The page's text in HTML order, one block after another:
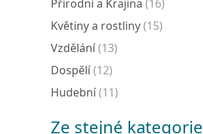
Přírodní a Krajina (16)
Květiny a rostliny(15)
Vzdělání(13)
Dospělí(12)
Hudební(11)
Ze stejné kategorie